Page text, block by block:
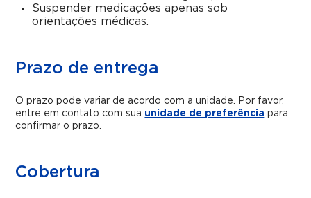
Suspender medicações apenas sob
orientações médicas.
Prazo de entrega
O prazo pode variar de acordo com a unidade. Por favor,
entre em contato com sua unidade de preferência para
confirmar o prazo.
Cobertura